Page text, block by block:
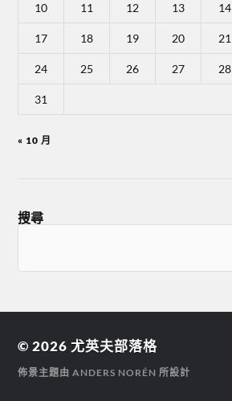
10 11 12 13 14
17 18 19 20 21
24 25 26 27 28
31
« 10 月
搜尋
© 2026 尤英夫部落格
佈景主題由ANDERS NORÉN 所設計